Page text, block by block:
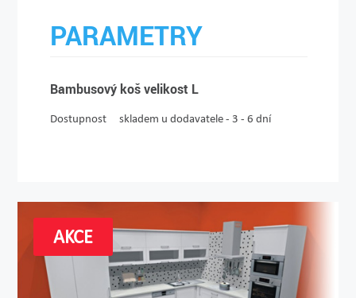
PARAMETRY
Bambusový koš velikost L
Dostupnost skladem u dodavatele - 3 - 6 dní
AKCE